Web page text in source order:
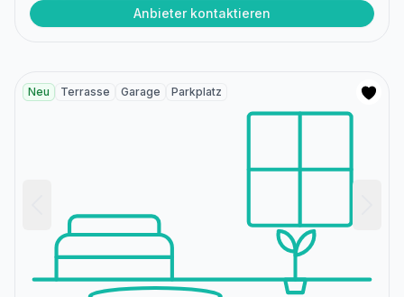
Anbieter kontaktieren
Neu Terrasse Garage Parkplatz